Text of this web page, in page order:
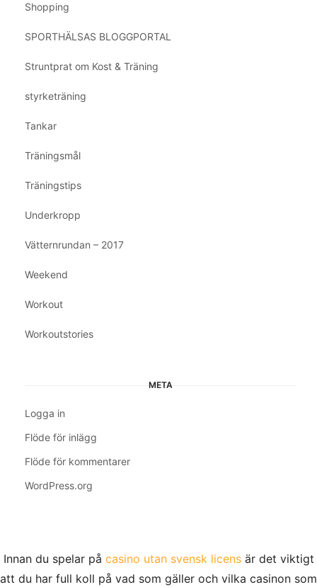
Shopping
SPORTHÄLSAS BLOGGPORTAL
Struntprat om Kost & Träning
styrketräning
Tankar
Träningsmål
Träningstips
Underkropp
Vätternrundan – 2017
Weekend
Workout
Workoutstories
META
Logga in
Flöde för inlägg
Flöde för kommentarer
WordPress.org
Innan du spelar på casino utan svensk licensär det viktigt
att du har full koll på vad som gäller och vilka casinon som